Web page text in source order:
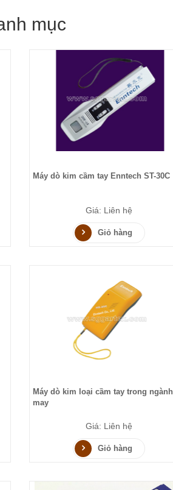
mục
Máy dò kim cầm tay Enntech ST-30C
Giá: Liên hệ
Giỏ hàng
Máy dò kim loại cầm tay trong ngành
may
Giá: Liên hệ
Giỏ hàng